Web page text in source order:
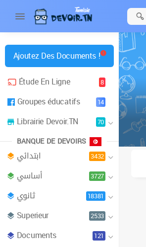
Ajoutez Des Documents !
Étude En Ligne
8
Groupes éducatifs 14
Librairie Devoir.TN 70
BANQUE DE DEVOIRS
ابتدائي 3432
أساسي 3727
ثانوي 18381
Superieur 2533
Documents 121